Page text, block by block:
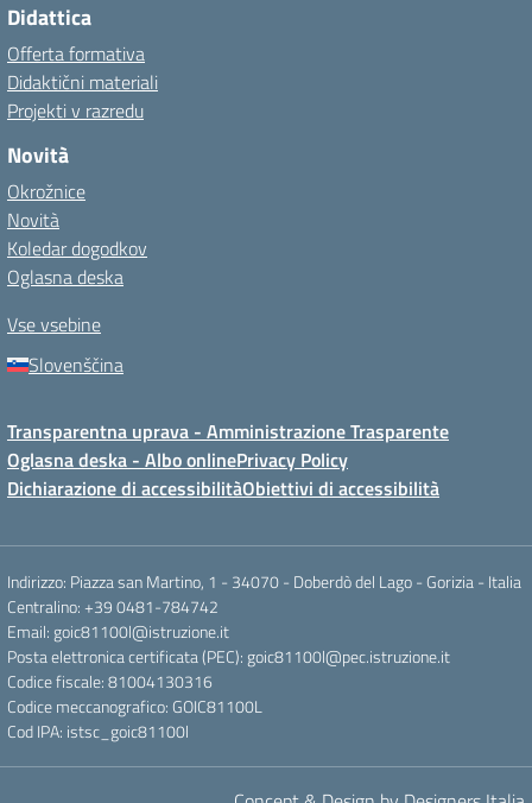
Didattica
Offerta formativa
Didaktični materiali
Projekti v razredu
Novità
Okrožnice
Novità
Koledar dogodkov
Oglasna deska
Vse vsebine
Slovenščina
Transparentna uprava - Amministrazione Trasparente
Oglasna deska - Albo onlinePrivacy Policy
Dichiarazione di accessibilitàObiettivi di accessibilità
Indirizzo: Piazza san Martino, 1 - 34070 - Doberdò del Lago - Gorizia - Italia
Centralino: +39 0481-784742
Email: goic81100l@istruzione.it
Posta elettronica certificata (PEC): goic81100l@pec.istruzione.it
Codice fiscale: 81004130316
Codice meccanografico: GOIC81100L
Cod IPA: istsc_goic81100l